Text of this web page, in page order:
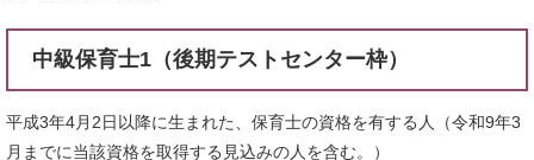
中級保育士1（後期テストセンター枠）
平成3年4月2日以降に生まれた、保育士の資格を有する人（令和9年3
月までに当該資格を取得する見込みの人を含む。）